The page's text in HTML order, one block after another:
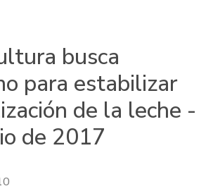
busca
para estabilizar
de la leche -
de 2017